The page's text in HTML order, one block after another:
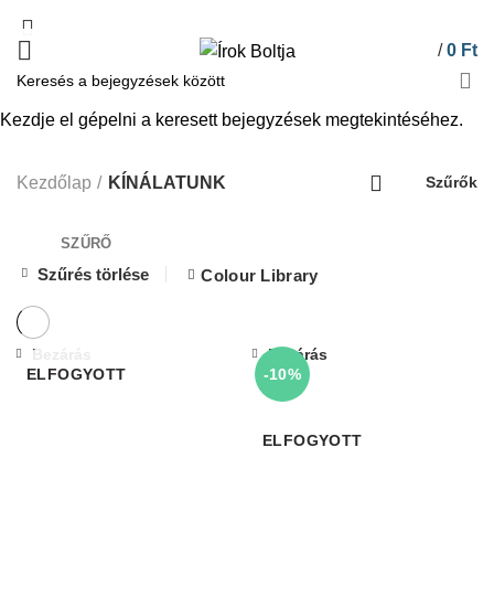
/ 0 Ft
KÍNÁLATUNK
Kezdőlap KÍNÁLATUNK Szűrők
SZŰRŐ
Szűrés törlése Colour Library
ELFOGYOTT
Bezárás
-10%
ELFOGYOTT
Bezárás
Kezdje el gépelni a keresett bejegyzések megtekintéséhez.